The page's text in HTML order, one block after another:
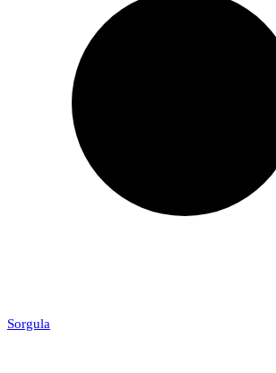
Sorgula